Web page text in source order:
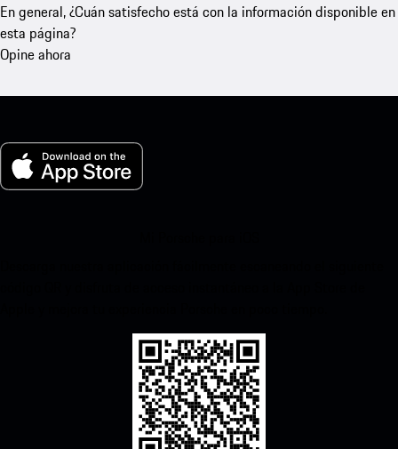
En general, ¿Cuán satisfecho está con la información disponible en
esta página?
Opine ahora